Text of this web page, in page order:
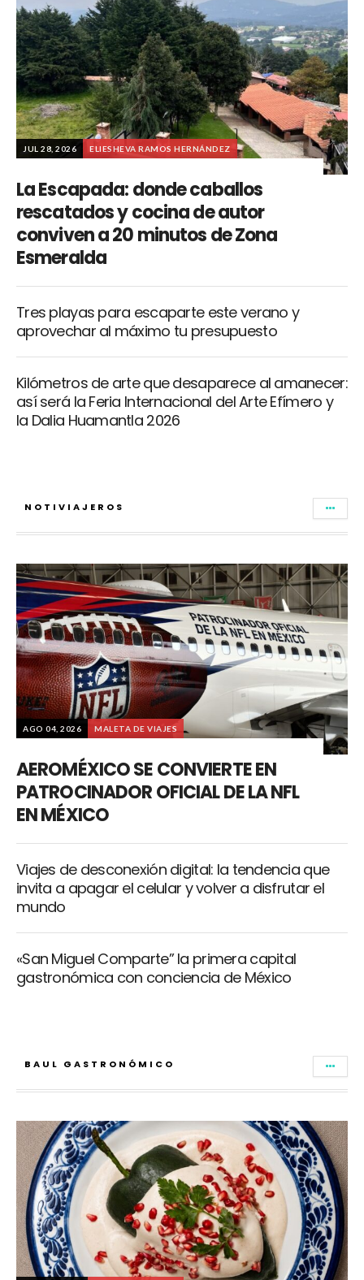
JUL 28, 2026 ELIESHEVA RAMOS HERNÁNDEZ
La Escapada: donde caballos
rescatados y cocina de autor
conviven a 20 minutos de Zona
Esmeralda
Tres playas para escaparte este verano y
aprovechar al máximo tu presupuesto
Kilómetros de arte que desaparece al amanecer:
así será la Feria Internacional del Arte Efímero y
la Dalia Huamantla 2026
NOTIVIAJEROS
AGO 04, 2026 MALETA DE VIAJES
AEROMÉXICO SE CONVIERTE EN
PATROCINADOR OFICIAL DE LA NFL
EN MÉXICO
Viajes de desconexión digital: la tendencia que
invita a apagar el celular y volver a disfrutar el
mundo
«San Miguel Comparte” la primera capital
gastronómica con conciencia de México
BAUL GASTRONÓMICO